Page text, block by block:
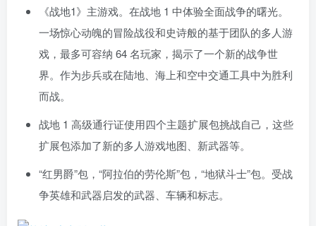
《战地1》主游戏。在战地 1 中体验全面战争的曙光。
一场惊心动魄的冒险战役和史诗般的基于团队的多人游
戏，最多可容纳 64 名玩家，揭示了一个新的战争世
界。作为步兵或在陆地、海上和空中交通工具中为胜利
而战。
战地 1 高级通行证使用四个主题扩展包挑战自己，这些
扩展包添加了新的多人游戏地图、新武器等。
“红男爵”包，“阿拉伯的劳伦斯”包，“地狱斗士”包。受战
争英雄和武器启发的武器、车辆和标志。